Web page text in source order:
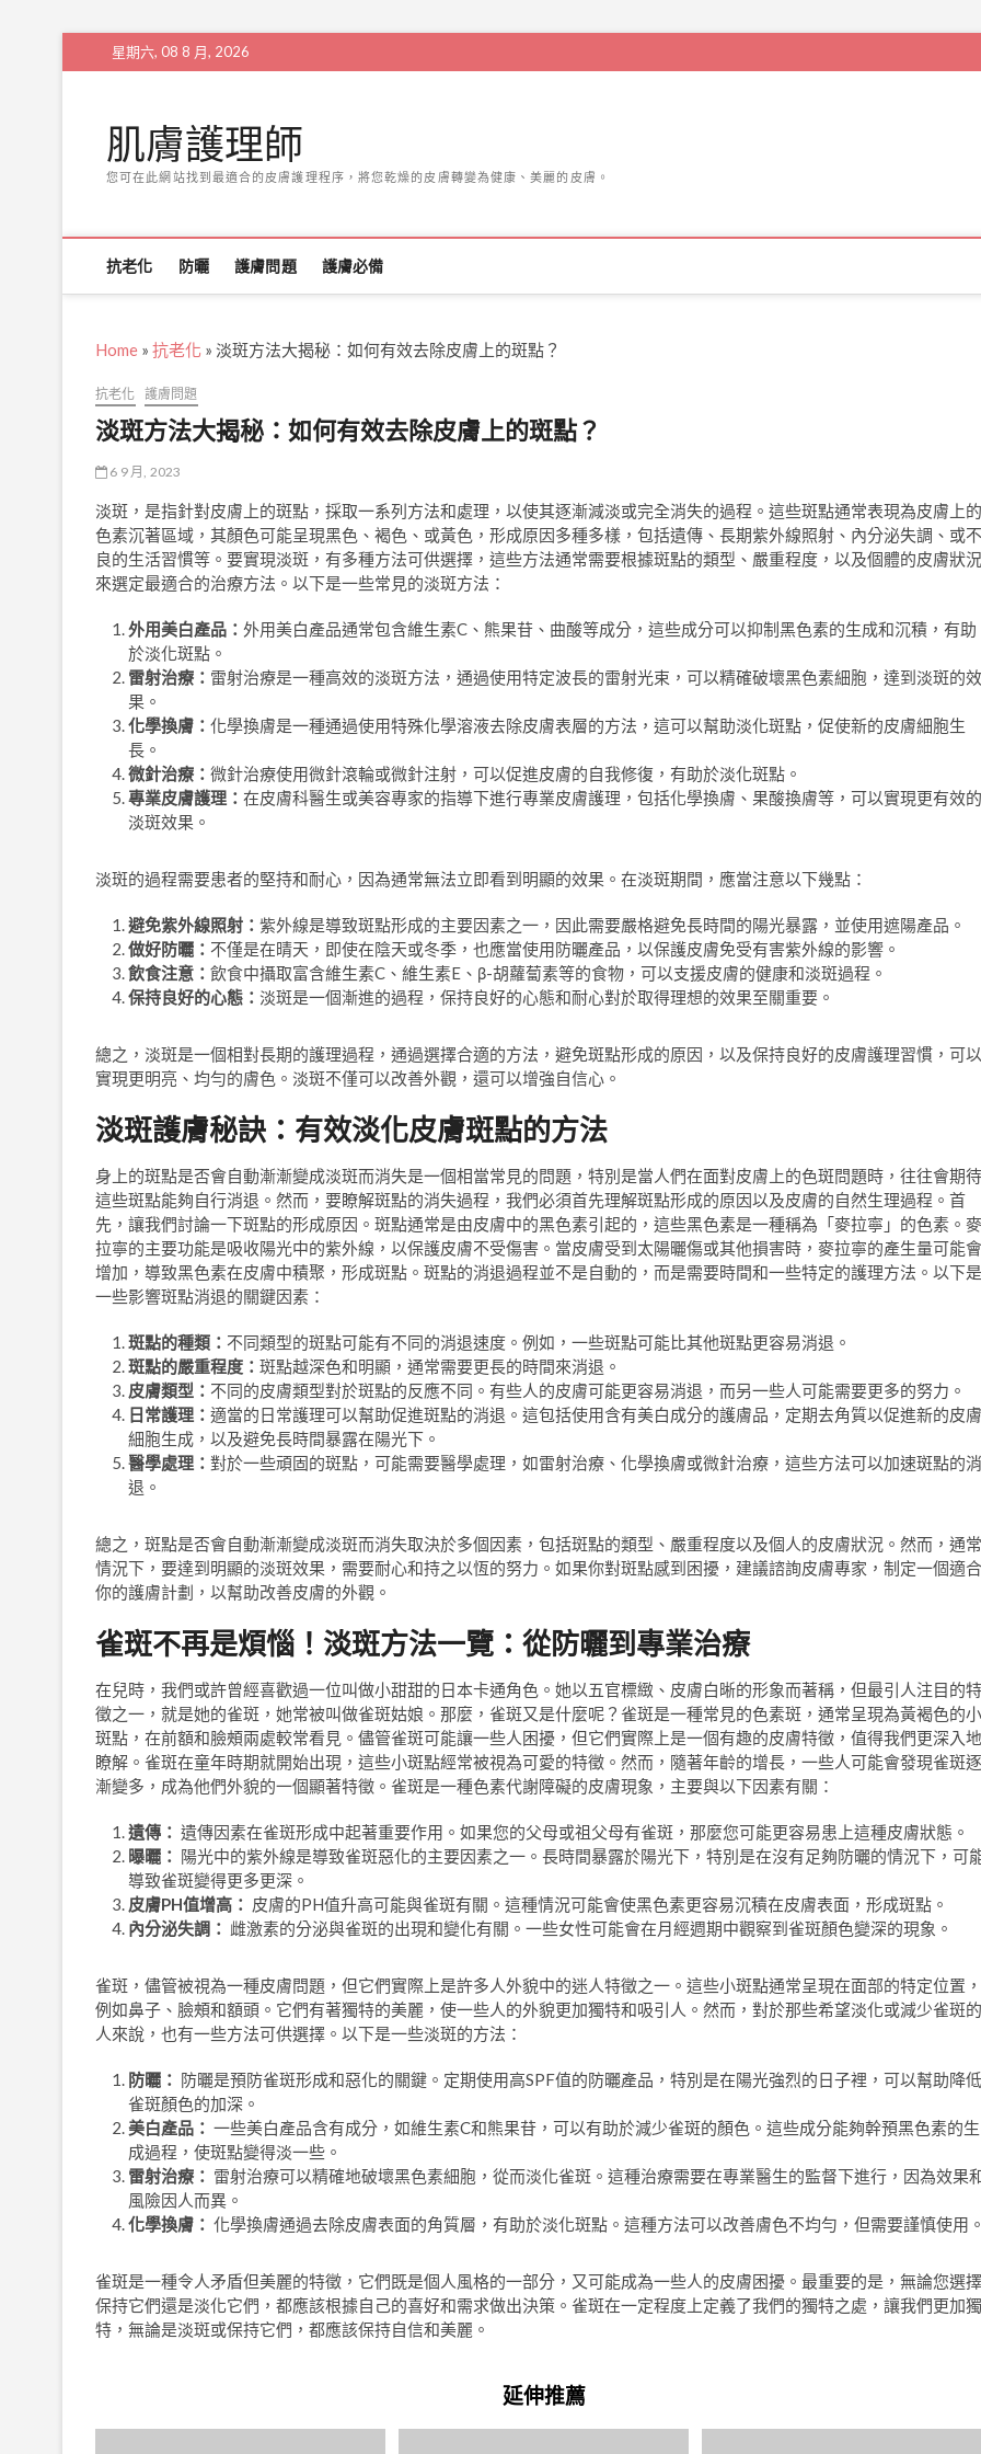
to
星期六, 08 8 月, 2026
肌膚護理師
您可在此網站找到最適合的皮膚護理程序，將您乾燥的皮膚轉變為健康、美麗的皮膚。
抗老化 防曬 護膚問題 護膚必備
Home » 抗老化 » 淡斑方法大揭秘：如何有效去除皮膚上的斑點？
抗老化 護膚問題
淡斑方法大揭秘：如何有效去除皮膚上的斑點？
6 9 月, 2023
淡斑，是指針對皮膚上的斑點，採取一系列方法和處理，以使其逐漸減淡或完全消失的過程。這些斑點通常表現為皮膚上的
色素沉著區域，其顏色可能呈現黑色、褐色、或黃色，形成原因多種多樣，包括遺傳、長期紫外線照射、內分泌失調、或不
良的生活習慣等。要實現淡斑，有多種方法可供選擇，這些方法通常需要根據斑點的類型、嚴重程度，以及個體的皮膚狀況
來選定最適合的治療方法。以下是一些常見的淡斑方法：
外用美白產品： 外用美白產品通常包含維生素C、熊果苷、曲酸等成分，這些成分可以抑制黑色素的生成和沉積，有助
於淡化斑點。
雷射治療： 雷射治療是一種高效的淡斑方法，通過使用特定波長的雷射光束，可以精確破壞黑色素細胞，達到淡斑的效
果。
化學換膚： 化學換膚是一種通過使用特殊化學溶液去除皮膚表層的方法，這可以幫助淡化斑點，促使新的皮膚細胞生
長。
微針治療： 微針治療使用微針滾輪或微針注射，可以促進皮膚的自我修復，有助於淡化斑點。
專業皮膚護理： 在皮膚科醫生或美容專家的指導下進行專業皮膚護理，包括化學換膚、果酸換膚等，可以實現更有效的
淡斑效果。
淡斑的過程需要患者的堅持和耐心，因為通常無法立即看到明顯的效果。在淡斑期間，應當注意以下幾點：
避免紫外線照射： 紫外線是導致斑點形成的主要因素之一，因此需要嚴格避免長時間的陽光暴露，並使用遮陽產品。
做好防曬： 不僅是在晴天，即使在陰天或冬季，也應當使用防曬產品，以保護皮膚免受有害紫外線的影響。
飲食注意： 飲食中攝取富含維生素C、維生素E、β-胡蘿蔔素等的食物，可以支援皮膚的健康和淡斑過程。
保持良好的心態： 淡斑是一個漸進的過程，保持良好的心態和耐心對於取得理想的效果至關重要。
總之，淡斑是一個相對長期的護理過程，通過選擇合適的方法，避免斑點形成的原因，以及保持良好的皮膚護理習慣，可以
實現更明亮、均勻的膚色。淡斑不僅可以改善外觀，還可以增強自信心。
淡斑護膚秘訣：有效淡化皮膚斑點的方法
身上的斑點是否會自動漸漸變成淡斑而消失是一個相當常見的問題，特別是當人們在面對皮膚上的色斑問題時，往往會期待
這些斑點能夠自行消退。然而，要瞭解斑點的消失過程，我們必須首先理解斑點形成的原因以及皮膚的自然生理過程。首
先，讓我們討論一下斑點的形成原因。斑點通常是由皮膚中的黑色素引起的，這些黑色素是一種稱為「麥拉寧」的色素。麥
拉寧的主要功能是吸收陽光中的紫外線，以保護皮膚不受傷害。當皮膚受到太陽曬傷或其他損害時，麥拉寧的產生量可能會
增加，導致黑色素在皮膚中積聚，形成斑點。斑點的消退過程並不是自動的，而是需要時間和一些特定的護理方法。以下是
一些影響斑點消退的關鍵因素：
斑點的種類： 不同類型的斑點可能有不同的消退速度。例如，一些斑點可能比其他斑點更容易消退。
斑點的嚴重程度： 斑點越深色和明顯，通常需要更長的時間來消退。
皮膚類型： 不同的皮膚類型對於斑點的反應不同。有些人的皮膚可能更容易消退，而另一些人可能需要更多的努力。
日常護理： 適當的日常護理可以幫助促進斑點的消退。這包括使用含有美白成分的護膚品，定期去角質以促進新的皮膚
細胞生成，以及避免長時間暴露在陽光下。
醫學處理： 對於一些頑固的斑點，可能需要醫學處理，如雷射治療、化學換膚或微針治療，這些方法可以加速斑點的消
退。
總之，斑點是否會自動漸漸變成淡斑而消失取決於多個因素，包括斑點的類型、嚴重程度以及個人的皮膚狀況。然而，通常
情況下，要達到明顯的淡斑效果，需要耐心和持之以恆的努力。如果你對斑點感到困擾，建議諮詢皮膚專家，制定一個適合
你的護膚計劃，以幫助改善皮膚的外觀。
雀斑不再是煩惱！淡斑方法一覽：從防曬到專業治療
在兒時，我們或許曾經喜歡過一位叫做小甜甜的日本卡通角色。她以五官標緻、皮膚白晰的形象而著稱，但最引人注目的特
徵之一，就是她的雀斑，她常被叫做雀斑姑娘。那麼，雀斑又是什麼呢？雀斑是一種常見的色素斑，通常呈現為黃褐色的小
斑點，在前額和臉頰兩處較常看見。儘管雀斑可能讓一些人困擾，但它們實際上是一個有趣的皮膚特徵，值得我們更深入地
瞭解。雀斑在童年時期就開始出現，這些小斑點經常被視為可愛的特徵。然而，隨著年齡的增長，一些人可能會發現雀斑逐
漸變多，成為他們外貌的一個顯著特徵。雀斑是一種色素代謝障礙的皮膚現象，主要與以下因素有關：
遺傳： 遺傳因素在雀斑形成中起著重要作用。如果您的父母或祖父母有雀斑，那麼您可能更容易患上這種皮膚狀態。
曝曬： 陽光中的紫外線是導致雀斑惡化的主要因素之一。長時間暴露於陽光下，特別是在沒有足夠防曬的情況下，可
導致雀斑變得更多更深。
皮膚PH值增高： 皮膚的PH值升高可能與雀斑有關。這種情況可能會使黑色素更容易沉積在皮膚表面，形成斑點。
內分泌失調： 雌激素的分泌與雀斑的出現和變化有關。一些女性可能會在月經週期中觀察到雀斑顏色變深的現象。
雀斑，儘管被視為一種皮膚問題，但它們實際上是許多人外貌中的迷人特徵之一。這些小斑點通常呈現在面部的特定位置，
例如鼻子、臉頰和額頭。它們有著獨特的美麗，使一些人的外貌更加獨特和吸引人。然而，對於那些希望淡化或減少雀斑的
人來說，也有一些方法可供選擇。以下是一些淡斑的方法：
防曬： 防曬是預防雀斑形成和惡化的關鍵。定期使用高SPF值的防曬產品，特別是在陽光強烈的日子裡，可以幫助降低
雀斑顏色的加深。
美白產品： 一些美白產品含有成分，如維生素C和熊果苷，可以有助於減少雀斑的顏色。這些成分能夠幹預黑色素的生
成過程，使斑點變得淡一些。
雷射治療： 雷射治療可以精確地破壞黑色素細胞，從而淡化雀斑。這種治療需要在專業醫生的監督下進行，因為效果
風險因人而異。
化學換膚： 化學換膚通過去除皮膚表面的角質層，有助於淡化斑點。這種方法可以改善膚色不均勻，但需要謹慎使用。
雀斑是一種令人矛盾但美麗的特徵，它們既是個人風格的一部分，又可能成為一些人的皮膚困擾。最重要的是，無論您選擇
保持它們還是淡化它們，都應該根據自己的喜好和需求做出決策。雀斑在一定程度上定義了我們的獨特之處，讓我們更加獨
特，無論是淡斑或保持它們，都應該保持自信和美麗。
延伸推薦